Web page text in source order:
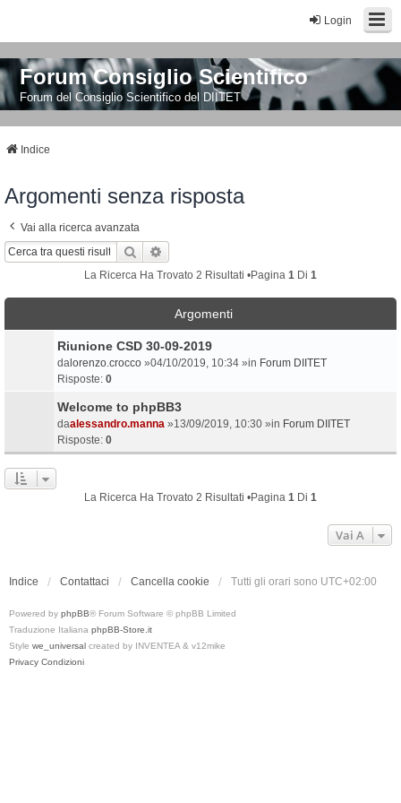
Login
Forum Consiglio Scientifico
Forum del Consiglio Scientifico del DIITET
Indice
Argomenti senza risposta
Vai alla ricerca avanzata
Cerca
La Ricerca Ha Trovato 2 Risultati •Pagina 1 Di 1
Argomenti
Riunione CSD 30-09-2019
da lorenzo.crocco »04/10/2019, 10:34 »in Forum DIITET
Risposte: 0
Welcome to phpBB3
daalessandro.manna »13/09/2019, 10:30 »in Forum DIITET
Risposte: 0
La Ricerca Ha Trovato 2 Risultati •Pagina 1 Di 1
Vai A
Indice Contattaci Cancella cookie Tutti gli orari sono UTC+02:00
Powered by phpBB® Forum Software © phpBB Limited
Traduzione Italiana phpBB-Store.it
Style we_universal created by INVENTEA & v12mike
Privacy Condizioni